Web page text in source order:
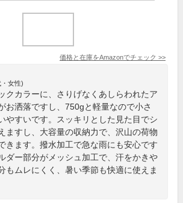
価格と在庫をAmazonでチェック >>
女性)
クカラーに、さりげなくあしらわれたア
お洒落ですし、750gと軽量なので小さ
やすいです。スッキリとした見た目でシ
ますし、大容量の収納力で、沢山の荷物
きます。撥水加工で急な雨にも安心です
ダー部分がメッシュ加工で、汗をかきや
もムレにくく、暑い季節も快適に使えま